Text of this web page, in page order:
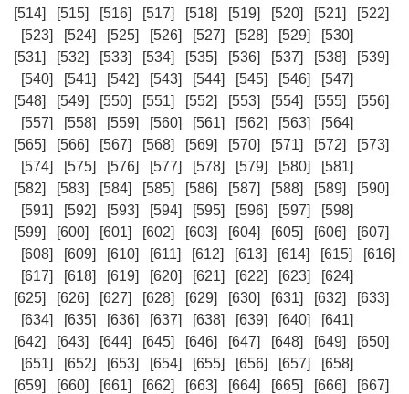
[514]
[515] [516] [517] [518] [519] [520] [521]
[522]
[523]
[524] [525] [526] [527] [528] [529]
[530]
[531]
[532] [533] [534] [535] [536] [537] [538]
[539]
[540]
[541] [542] [543] [544] [545] [546]
[547]
[548]
[549] [550] [551] [552] [553] [554] [555]
[556]
[557]
[558] [559] [560] [561] [562] [563]
[564]
[565]
[566] [567] [568] [569] [570] [571] [572]
[573]
[574]
[575] [576] [577] [578] [579] [580]
[581]
[582]
[583] [584] [585] [586] [587] [588] [589]
[590]
[591]
[592] [593] [594] [595] [596] [597]
[598]
[599]
[600] [601] [602] [603] [604] [605] [606]
[607]
[608]
[609] [610] [611] [612] [613] [614] [615]
[616]
[617]
[618] [619] [620] [621] [622] [623]
[624]
[625]
[626] [627] [628] [629] [630] [631] [632]
[633]
[634]
[635] [636] [637] [638] [639] [640]
[641]
[642]
[643] [644] [645] [646] [647] [648] [649]
[650]
[651]
[652] [653] [654] [655] [656] [657]
[658]
[659]
[660] [661] [662] [663] [664] [665] [666]
[667]